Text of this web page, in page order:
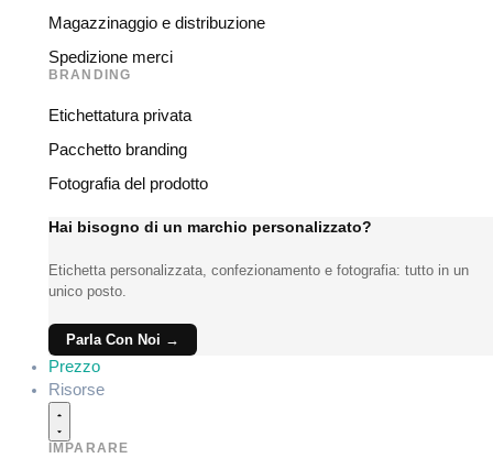
Magazzinaggio e distribuzione
Spedizione merci
BRANDING
Etichettatura privata
Pacchetto branding
Fotografia del prodotto
Hai bisogno di un marchio personalizzato?
Etichetta personalizzata, confezionamento e fotografia: tutto in un
unico posto.
Parla Con Noi →
Prezzo
Risorse
IMPARARE